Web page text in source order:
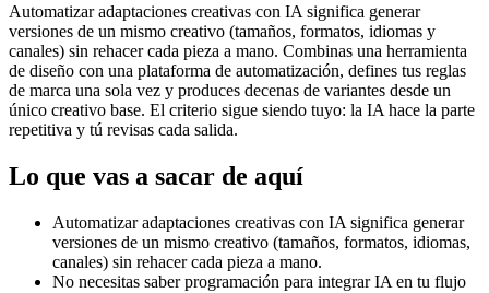
Automatizar adaptaciones creativas con IA significa generar
versiones de un mismo creativo (tamaños, formatos, idiomas y
canales) sin rehacer cada pieza a mano. Combinas una herramienta
de diseño con una plataforma de automatización, defines tus reglas
de marca una sola vez y produces decenas de variantes desde un
único creativo base. El criterio sigue siendo tuyo: la IA hace la parte
repetitiva y tú revisas cada salida.
Lo que vas a sacar de aquí
Automatizar adaptaciones creativas con IA significa generar
versiones de un mismo creativo (tamaños, formatos, idiomas,
canales) sin rehacer cada pieza a mano.
No necesitas saber programación para integrar IA en tu flujo